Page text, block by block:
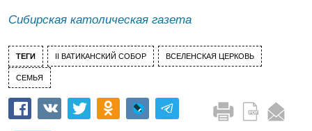
Сибирская католическая газета
ТЕГИ II ВАТИКАНСКИЙ СОБОР ВСЕЛЕНСКАЯ ЦЕРКОВЬ
СЕМЬЯ